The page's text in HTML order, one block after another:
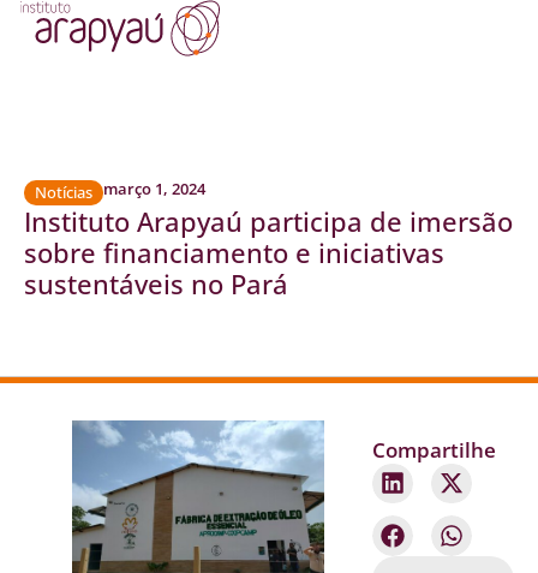
Notícias março 1, 2024
Instituto Arapyaú participa de imersão
sobre financiamento e iniciativas
sustentáveis no Pará
Compartilhe